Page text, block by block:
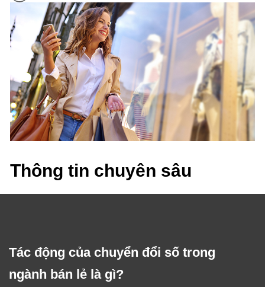
Thông tin chuyên sâu
Tác động của chuyển đổi số trong
ngành bán lẻ là gì?